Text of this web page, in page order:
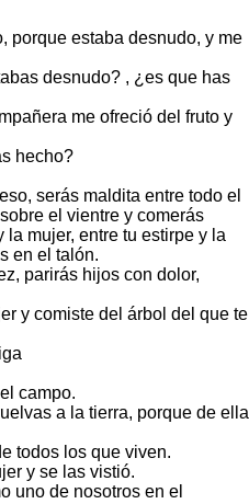
porque estaba desnudo, y me
desnudo? , ¿es que has
me ofreció del fruto y
hecho?
serás maldita entre todo el
el vientre y comerás
mujer, entre tu estirpe y la
en el talón.
parirás hijos con dolor,
y comiste del árbol del que te
campo.
a la tierra, porque de ella
todos los que viven.
y se las vistió.
uno de nosotros en el